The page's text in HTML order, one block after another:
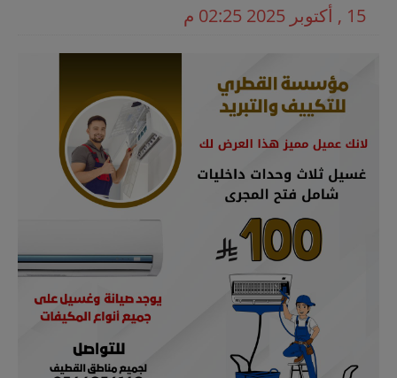
15 , أكتوبر 2025 02:25 م